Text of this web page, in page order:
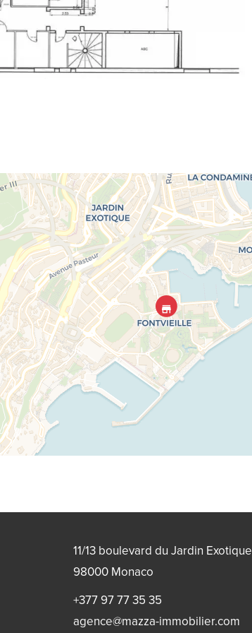
11/13 boulevard du Jardin Exotique
98000 Monaco
+377 97 77 35 35
agence@mazza-immobilier.com